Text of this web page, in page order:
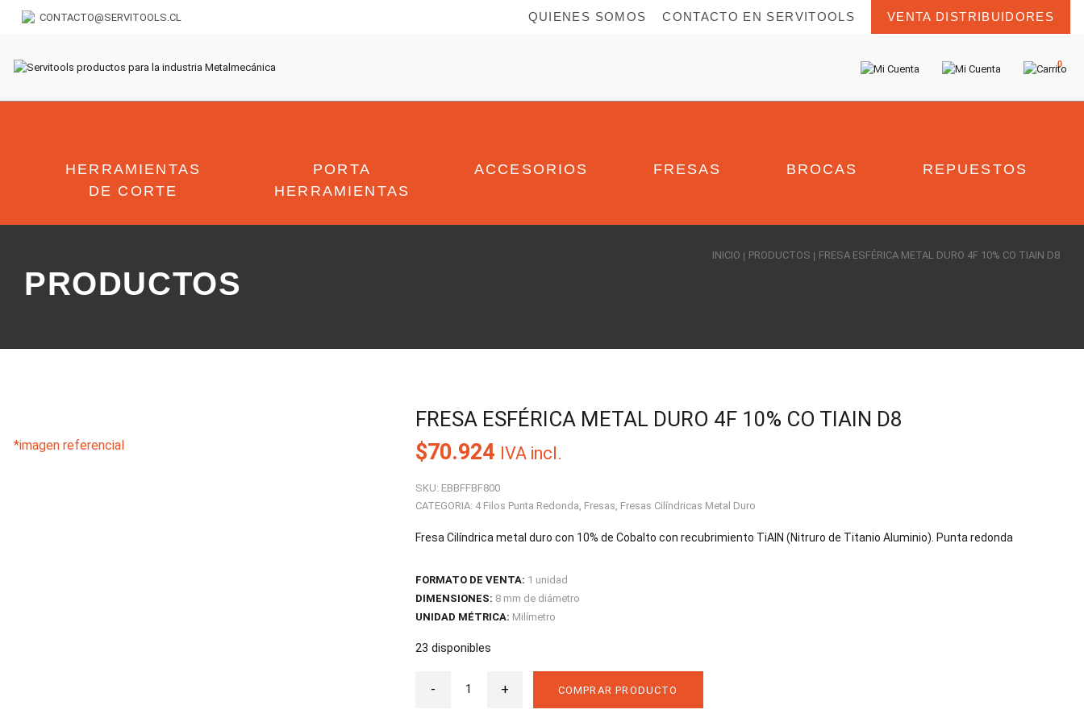
CONTACTO@SERVITOOLS.CL QUIENES SOMOS CONTACTO EN SERVITOOLS VENTA DISTRIBUIDORES
0
HERRAMIENTAS
DE CORTE
PORTA
HERRAMIENTAS
ACCESORIOS FRESAS BROCAS REPUESTOS
INICIO PRODUCTOS FRESA ESFÉRICA METAL DURO 4F 10% CO TIAIN D8
PRODUCTOS
*imagen referencial
FRESA ESFÉRICA METAL DURO 4F 10% CO TIAIN D8
$70.924 IVA incl.
SKU: EBBFFBF800
CATEGORIA: 4 Filos Punta Redonda, Fresas, Fresas Cilíndricas Metal Duro
Fresa Cilíndrica metal duro con 10% de Cobalto con recubrimiento TiAIN (Nitruro de Titanio Aluminio). Punta redonda
FORMATO DE VENTA: 1 unidad
DIMENSIONES: 8 mm de diámetro
UNIDAD MÉTRICA: Milímetro
23 disponibles
-
Esférica
+ COMPRAR PRODUCTO